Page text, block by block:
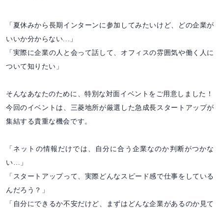
「夏休みから長期インターンに参加してみたいけど、どの企業が
いいか分からない...」
「実際に企業の人と会って話して、オフィスの雰囲気や働く人に
ついて知りたい」
そんなあなたのために、特別な対面イベントをご用意しました！
今回のイベントは、三菱地所が厳選した急成長スタートアップが
集結する貴重な機会です。
「ネットの情報だけでは、自分に合う企業なのか判断がつかな
い…」
「スタートアップって、実際どんなスピード感で仕事をしている
んだろう？」
「自分にできるか不安だけど、まずはどんな企業があるのか見て